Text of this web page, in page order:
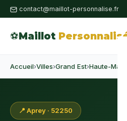
contact@maillot-personnalise.fr
⚽Maillot
Accueil›Villes›Grand Est›Haute-
📍 Aprey · 52250